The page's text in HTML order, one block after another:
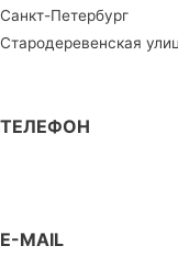
Санкт-Петербург
Стародеревенская
ТЕЛЕФОН
E-MAIL